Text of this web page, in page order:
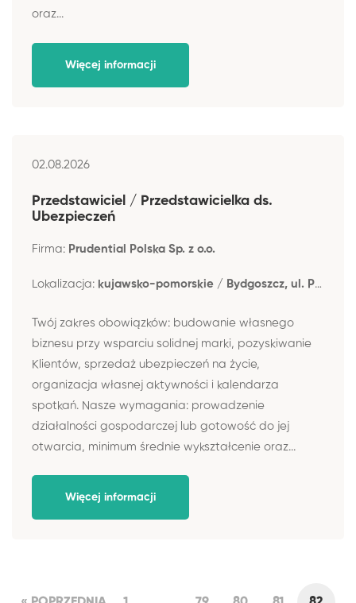
oraz...
Więcej informacji
02.08.2026
Przedstawiciel / Przedstawicielka ds.
Ubezpieczeń
Firma: Prudential Polska Sp. z o.o.
Lokalizacja: kujawsko-pomorskie / Bydgoszcz, ul. Piotrowskiego 2
Twój zakres obowiązków: budowanie własnego
biznesu przy wsparciu solidnej marki, pozyskiwanie
Klientów, sprzedaż ubezpieczeń na życie,
organizacja własnej aktywności i kalendarza
spotkań. Nasze wymagania: prowadzenie
działalności gospodarczej lub gotowość do jej
otwarcia, minimum średnie wykształcenie oraz...
Więcej informacji